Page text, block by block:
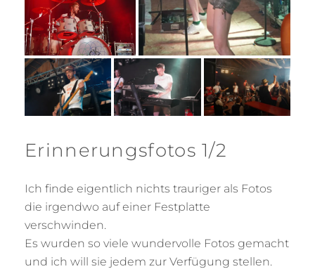
Erinnerungsfotos 1/2
Ich finde eigentlich nichts trauriger als Fotos
die irgendwo auf einer Festplatte
verschwinden.
Es wurden so viele wundervolle Fotos gemacht
und ich will sie jedem zur Verfügung stellen.